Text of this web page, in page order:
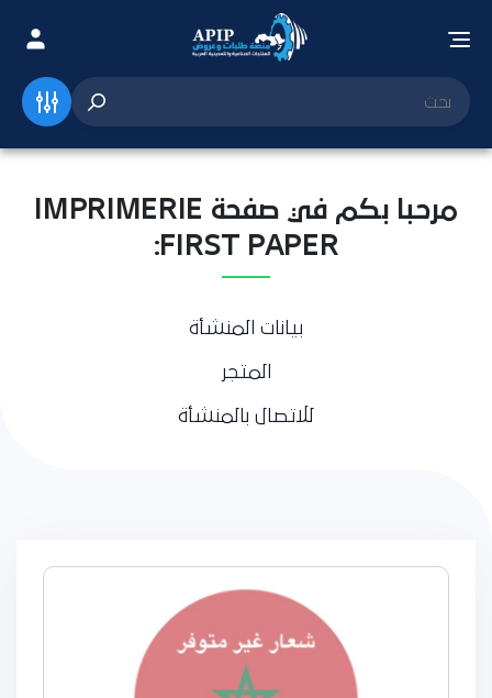
مرحبا بكم في صفحة IMPRIMERIE
FIRST PAPER:
بيانات المنشأة
المتجر
للاتصال بالمنشأة